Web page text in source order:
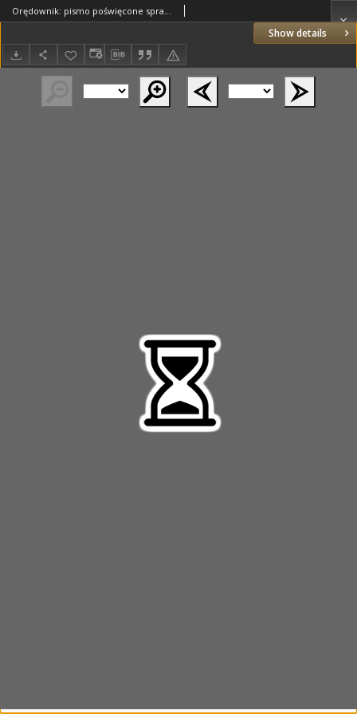
Show details
Orędownik: pismo poświęcone sprawom politycznym i spółecznym 1901.03.10 R.31 Nr58